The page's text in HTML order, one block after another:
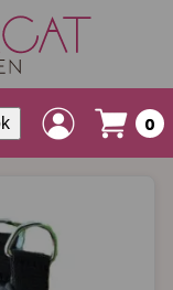
0